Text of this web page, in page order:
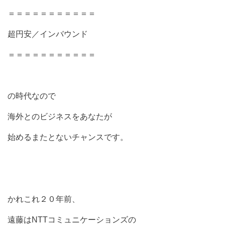
＝＝＝＝＝＝＝＝＝＝＝
超円安／インバウンド
＝＝＝＝＝＝＝＝＝＝＝
の時代なので
海外とのビジネスをあなたが
始めるまたとないチャンスです。
かれこれ２０年前、
遠藤はNTTコミュニケーションズの